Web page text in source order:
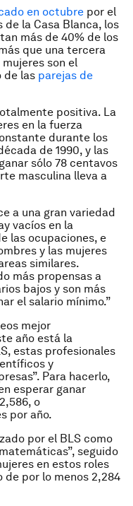
en octubre por el
de la Casa Blanca, los
más de 40% de los
que una tercera
son el
de las parejas de
positiva. La
en la fuerza
durante los
de 1990, y las
sólo 78 centavos
masculina lleva a
a una gran variedad
vacíos en la
las ocupaciones, e
y las mujeres
similares.
más propensas a
bajos y son más
el salario mínimo.”
mejor
año está la
estas profesionales
y
Para hacerlo,
esperar ganar
o
por año.
por el BLS como
seguido
en estos roles
de por lo menos 2,284